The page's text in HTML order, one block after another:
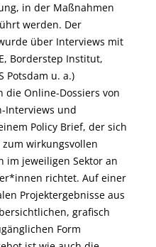
in der Maßnahmen
werden. Der
über Interviews mit
Borderstep Institut,
Potsdam u. a.)
die Online-Dossiers von
Interviews und
Policy Brief, der sich
wirkungsvollen
im jeweiligen Sektor an
richtet. Auf einer
Projektergebnisse aus
grafisch
Form